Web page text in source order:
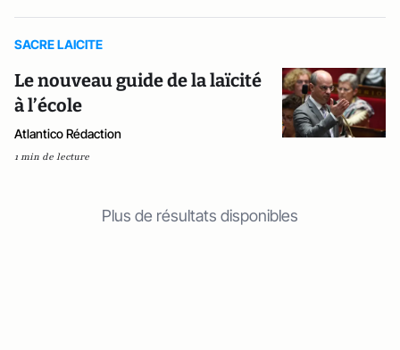
SACRE LAICITE
Le nouveau guide de la laïcité
à l’école
Atlantico Rédaction
1 min de lecture
Plus de résultats disponibles